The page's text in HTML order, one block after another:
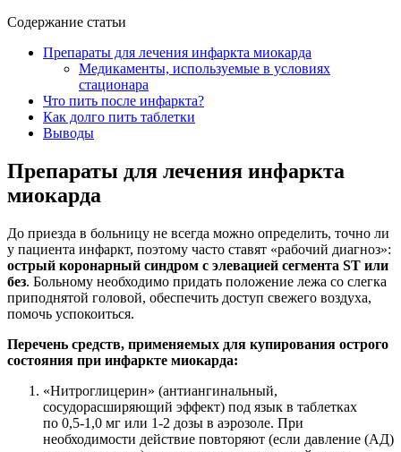
Содержание статьи
Препараты для лечения инфаркта миокарда
Медикаменты, используемые в условиях
стационара
Что пить после инфаркта?
Как долго пить таблетки
Выводы
Препараты для лечения инфаркта
миокарда
До приезда в больницу не всегда можно определить, точно ли
у пациента инфаркт, поэтому часто ставят «рабочий диагноз»:
острый коронарный синдром с элевацией сегмента ST или
без. Больному необходимо придать положение лежа со слегка
приподнятой головой, обеспечить доступ свежего воздуха,
помочь успокоиться.
Перечень средств, применяемых для купирования острого
состояния при инфаркте миокарда:
«Нитроглицерин» (антиангинальный,
сосудорасширяющий эффект) под язык в таблетках
по 0,5-1,0 мг или 1-2 дозы в аэрозоле. При
необходимости действие повторяют (если давление (АД)